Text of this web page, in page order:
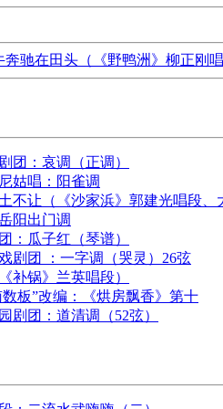
驰在田头（《野鸭洲》柳正刚
团：哀调（正调）
姑唱：阳雀调
不让（《沙家浜》郭建光唱段、
阳出门调
：瓜子红（琴谱）
剧团 ：一字调（哭灵）26弦
补锅》兰英唱段）
数板”改编：《烘房飘香》第十
剧团：道清调（52弦）